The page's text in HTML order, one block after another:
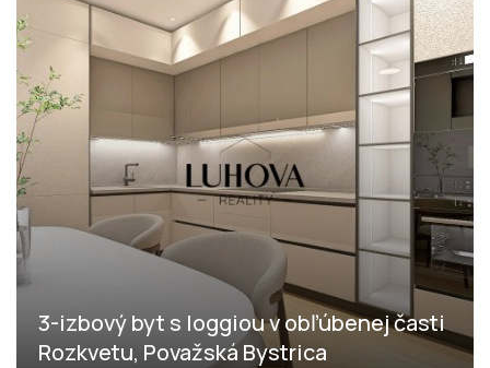
3-izbový byt s loggiou v obľúbenej časti
Rozkvetu, Považská Bystrica